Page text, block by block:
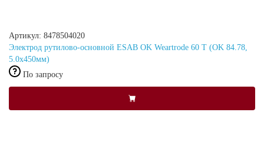
Артикул: 8478504020
Электрод рутилово-основной ESAB OK Weartrode 60 T (OK 84.78,
5.0x450мм)
По запросу